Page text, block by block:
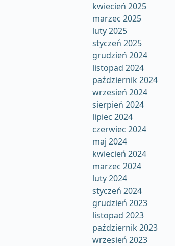
kwiecień 2025
marzec 2025
luty 2025
styczeń 2025
grudzień 2024
listopad 2024
październik 2024
wrzesień 2024
sierpień 2024
lipiec 2024
czerwiec 2024
maj 2024
kwiecień 2024
marzec 2024
luty 2024
styczeń 2024
grudzień 2023
listopad 2023
październik 2023
wrzesień 2023